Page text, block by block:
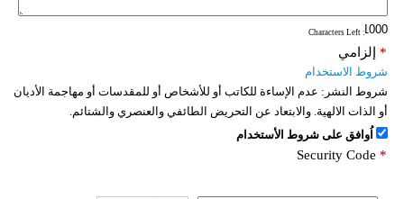
: Characters Left
إلزامي *
شروط الاستخدام
شروط النشر: عدم الإساءة للكاتب أو للأشخاص أو للمقدسات أو مهاجمة الأديان
أو الذات الالهية. والابتعاد عن التحريض الطائفي والعنصري والشتائم.
اُوافق على شروط الأستخدام
Security Code *